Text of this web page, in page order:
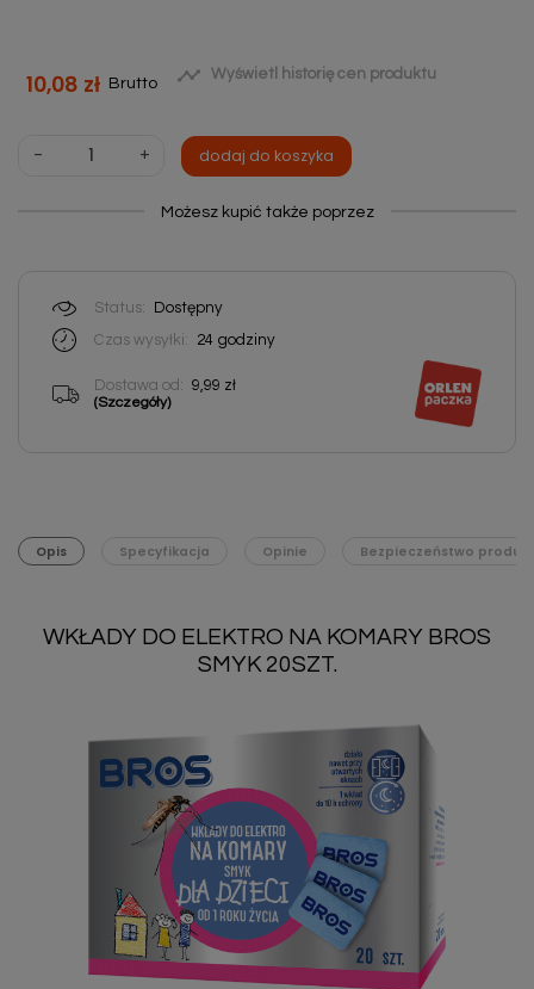
10,08 zł Brutto  Wyświetl historię cen produktu
- + dodaj do koszyka
Możesz kupić także poprzez
Status:
Dostępny
Czas wysyłki:
24 godziny
Dostawa od: 9,99 zł
(Szczegóły)
Opis Specyfikacja Opinie Bezpieczeństwo
WKŁADY DO ELEKTRO NA KOMARY BROS
SMYK 20SZT.